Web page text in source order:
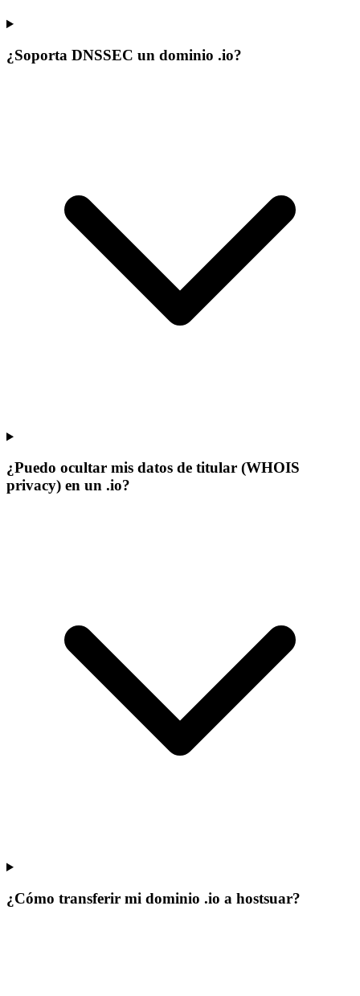
¿Soporta DNSSEC un dominio .io?
¿Puedo ocultar mis datos de titular (WHOIS
privacy) en un .io?
¿Cómo transferir mi dominio .io a hostsuar?